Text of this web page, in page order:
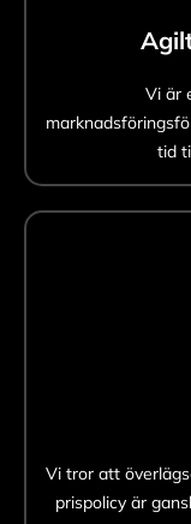
Vi är
tid
Vi tror att
prispolicy är